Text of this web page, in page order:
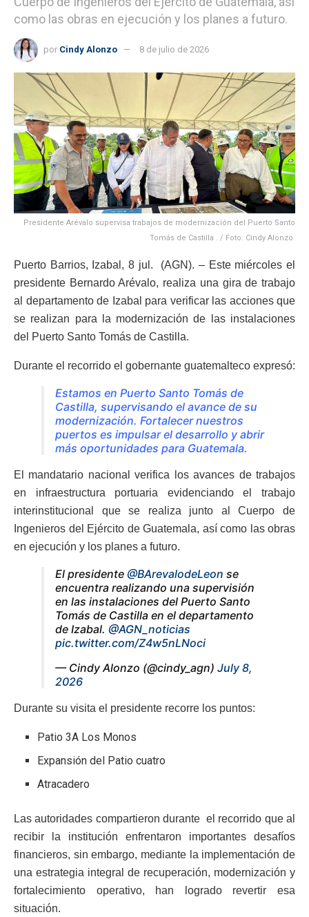
como las obras en ejecución y los planes a futuro.
por Cindy Alonzo 8 de julio de 2026
Presidente Arévalo supervisa trabajos de modernización del Puerto Santo
Tomás de Castilla . / Foto: Cindy Alonzo.
Puerto Barrios, Izabal, 8 jul. (AGN). – Este miércoles el
presidente Bernardo Arévalo, realiza una gira de trabajo
al departamento de Izabal para verificar las acciones que
se realizan para la modernización de las instalaciones
del Puerto Santo Tomás de Castilla.
Durante el recorrido el gobernante guatemalteco expresó:
Estamos en Puerto Santo Tomás de
Castilla, supervisando el avance de su
modernización. Fortalecer nuestros
puertos es impulsar el desarrollo y abrir
más oportunidades para Guatemala.
El mandatario nacional verifica los avances de trabajos
en infraestructura portuaria evidenciando el trabajo
interinstitucional que se realiza junto al Cuerpo de
Ingenieros del Ejército de Guatemala, así como las obras
en ejecución y los planes a futuro.
El presidente @BArevalodeLeon se
encuentra realizando una supervisión
en las instalaciones del Puerto Santo
Tomás de Castilla en el departamento
de Izabal. @AGN_noticias
pic.twitter.com/Z4w5nLNoci
— Cindy Alonzo (@cindy_agn) July 8,
2026
Durante su visita el presidente recorre los puntos:
Patio 3A Los Monos
Expansión del Patio cuatro
Atracadero
Las autoridades compartieron durante el recorrido que al
recibir la institución enfrentaron importantes desafíos
financieros, sin embargo, mediante la implementación de
una estrategia integral de recuperación, modernización y
fortalecimiento operativo, han logrado revertir esa
situación.